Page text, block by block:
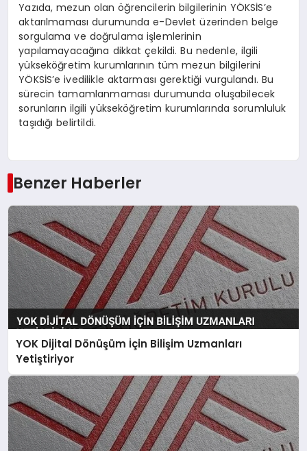
Yazıda, mezun olan öğrencilerin bilgilerinin YÖKSİS’e
aktarılmaması durumunda e-Devlet üzerinden belge
sorgulama ve doğrulama işlemlerinin
yapılamayacağına dikkat çekildi. Bu nedenle, ilgili
yükseköğretim kurumlarının tüm mezun bilgilerini
YÖKSİS’e ivedilikle aktarması gerektiği vurgulandı. Bu
sürecin tamamlanmaması durumunda oluşabilecek
sorunların ilgili yükseköğretim kurumlarında sorumluluk
taşıdığı belirtildi.
Benzer Haberler
YOK Dijital Dönüşüm İçin Bilişim Uzmanları
Yetiştiriyor